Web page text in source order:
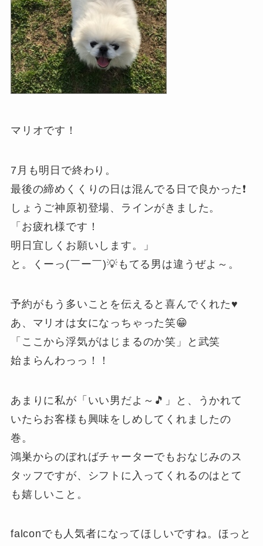
マリオです！
7月も明日で終わり。
最後の締めくくりの日は混んでる日で良かった❗
しょうご神原初登場、ラインがきました。
「お疲れ様です！
明日宜しくお願いします。」
と。くーっ(￣ー￣)💡もてる男は違うぜよ～。
予約がもう多いことを伝えると喜んでくれた♥
あ、マリオは女になっちゃった笑😁
「ここから浮気がはじまるのか笑」と武笑
始まらんわっっ！！
あまりに私が「いい男だよ～🎵」と、うかれて
いたらお客様も興味をしめしてくれましたの
巻。
鴻巣からのぼればチャーターでもおなじみのス
タッフですが、シフトに入ってくれるのはとて
も嬉しいこと。
falconでも人気者になってほしいですね。ほっと